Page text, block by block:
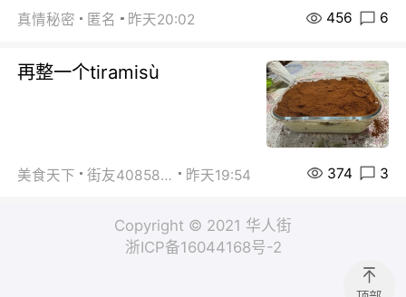
真情秘密 匿名 昨天20:02 456 6
再整一个tiramisù
美食天下 街友40858442 昨天19:54 374 3
Copyright © 2021 华人街
浙ICP备16044168号-2